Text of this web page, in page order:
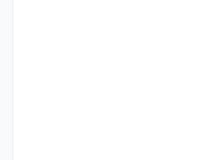
آب، با تکیه بر دانش فنی و